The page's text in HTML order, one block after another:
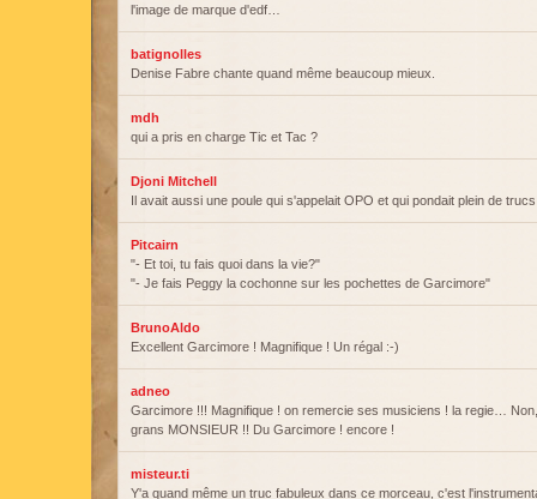
l'image de marque d'edf…
batignolles
Denise Fabre chante quand même beaucoup mieux.
mdh
qui a pris en charge Tic et Tac ?
Djoni Mitchell
Il avait aussi une poule qui s'appelait OPO et qui pondait plein de trucs
Pitcairn
"- Et toi, tu fais quoi dans la vie?"
"- Je fais Peggy la cochonne sur les pochettes de Garcimore"
BrunoAldo
Excellent Garcimore ! Magnifique ! Un régal :-)
adneo
Garcimore !!! Magnifique ! on remercie ses musiciens ! la regie…
grans MONSIEUR !! Du Garcimore ! encore !
misteur.ti
Y'a quand même un truc fabuleux dans ce morceau, c'est